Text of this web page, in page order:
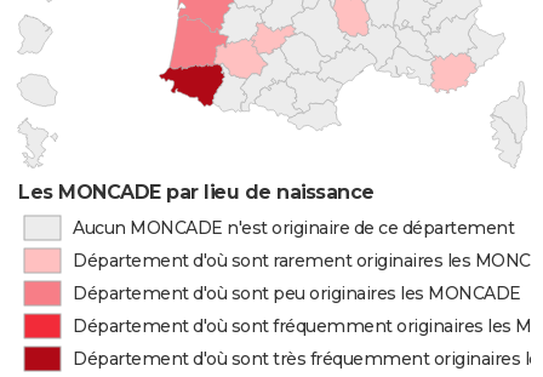
Les MONCADE par lieu de naissance
Aucun MONCADE n'est originaire de ce département
Département d'où sont rarement originaires les
Département d'où sont peu originaires les MONCADE
Département d'où sont fréquemment originaires les
Département d'où sont très fréquemment originaires